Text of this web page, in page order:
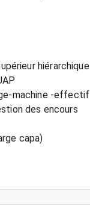
hiérarchique
machine -effectif
des encours
capa)